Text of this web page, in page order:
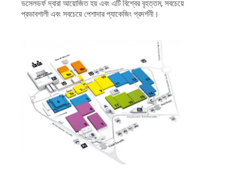
মামলা
উদ্ধৃতি
অনুরোধ
করুন
ডসেলডর্ফ দ্বারা আয়োজিত হয় এবং এটি বিশ্বের বৃহত্তম, সবচেয়ে
প্রভাবশালী এবং সবচেয়ে পেশাদার প্যাকেজিং প্রদর্শনী।